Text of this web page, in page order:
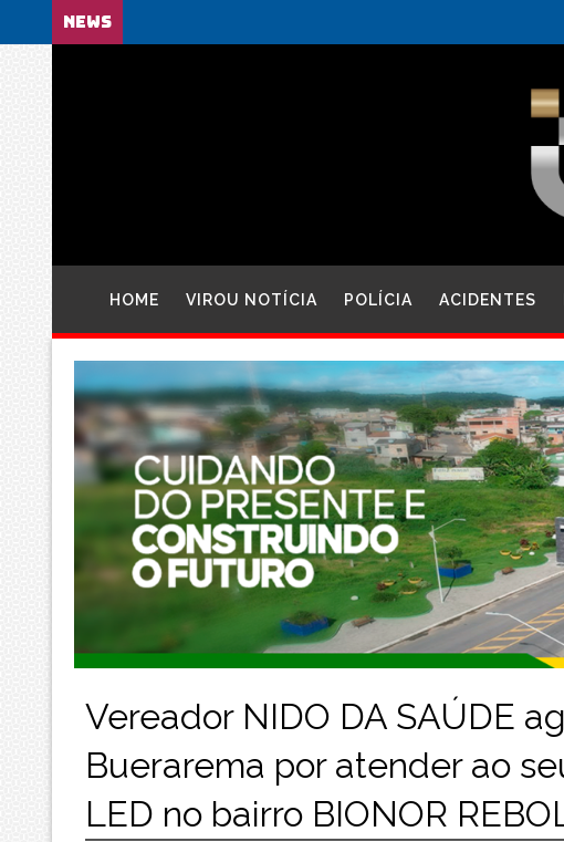
NEWS
HOME VIROU NOTÍCIA POLÍCIA ACIDENTES
Vereador NIDO DA SAÚDE
Buerarema por atender ao
LED no bairro BIONOR